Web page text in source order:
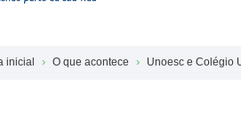
inicial O que acontece Unoesc e Colégio